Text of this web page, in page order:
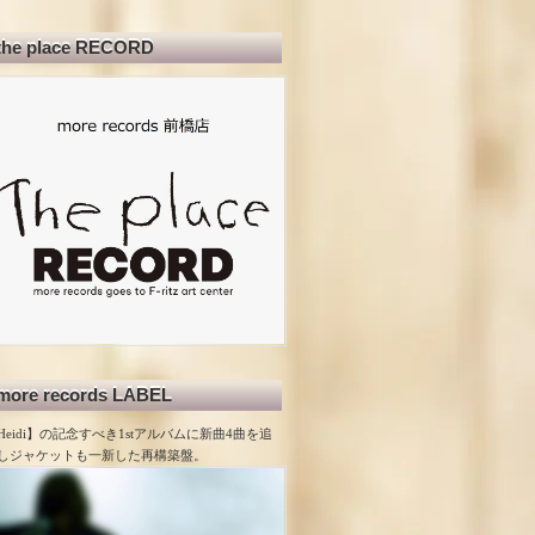
place RECORD
records LABEL
】の記念すべき1stアルバムに新曲4曲を追
ジャケットも一新した再構築盤。